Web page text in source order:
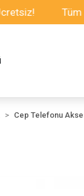
Tüm
Cep Telefonu